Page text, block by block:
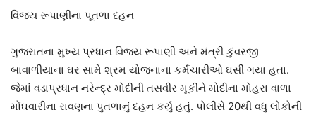
વિજય રૂપાણીના પૂતળા દહન
ગુજરાતના મુખ્ય પ્રધાન વિજય રૂપાણી અને મંત્રી કુંવરજી
બાવાળીયાના ઘર સામે શ્રમ યોજનાના કર્મચારીઓ ઘસી ગયા હતા.
જેમાં વડાપ્રધાન નરેન્દ્ર મોદીની તસવીર મૂકીને મોદીના મોહરા વાળા
મોંઘવારીના રાવણના પુતળાનું દહન કર્યું હતું. પોલીસે 20થી વધુ લોકોની